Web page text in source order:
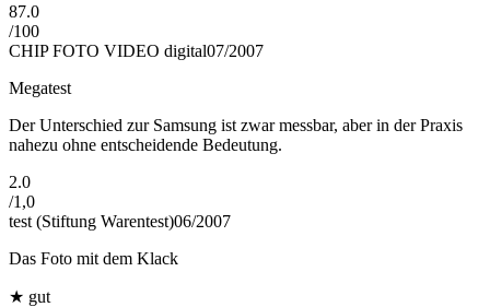
87.0
/100
CHIP FOTO VIDEO digital07/2007
Megatest
Der Unterschied zur Samsung ist zwar messbar, aber in der Praxis
nahezu ohne entscheidende Bedeutung.
2.0
/1,0
test (Stiftung Warentest)06/2007
Das Foto mit dem Klack
★ gut